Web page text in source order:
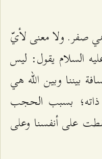
هي صفر. ولا معنى لأيّ
السلام يقول: ليس
بيننا وبين الله هي
ذاته؛ بسبب الحجب
على أنفسنا وعلى